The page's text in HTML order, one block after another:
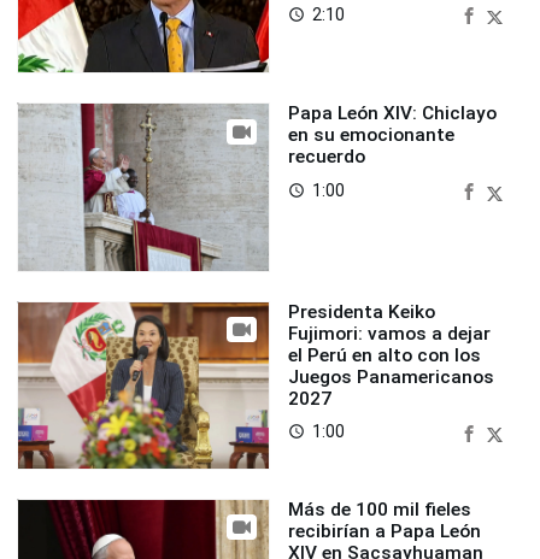
access_time 2:10
Papa León XIV: Chiclayo
en su emocionante
recuerdo
access_time 1:00
Presidenta Keiko
Fujimori: vamos a dejar
el Perú en alto con los
Juegos Panamericanos
2027
access_time 1:00
Más de 100 mil fieles
recibirían a Papa León
XIV en Sacsayhuaman